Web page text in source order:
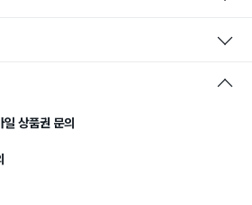
상품권 문의